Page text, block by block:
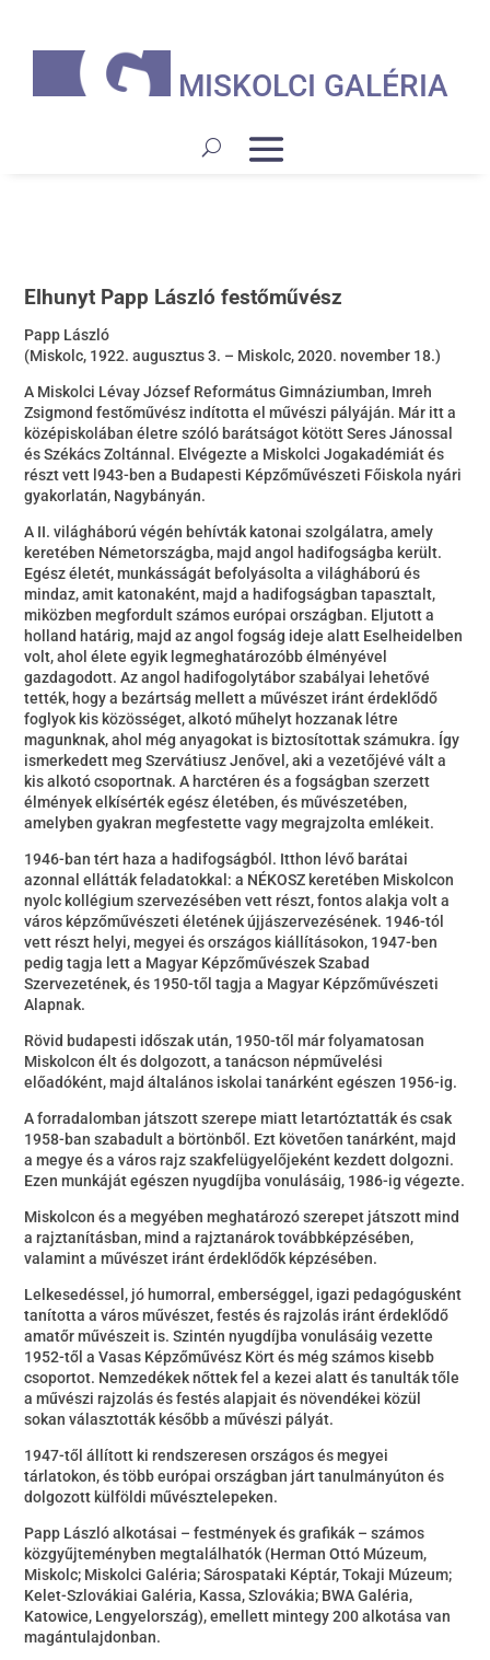
MISKOLCI GALÉRIA
Elhunyt Papp László festőművész
Papp László
(Miskolc, 1922. augusztus 3. – Miskolc, 2020. november 18.)
A Miskolci Lévay József Református Gimnáziumban, Imreh
Zsigmond festőművész indította el művészi pályáján. Már itt a
középiskolában életre szóló barátságot kötött Seres Jánossal
és Székács Zoltánnal. Elvégezte a Miskolci Jogakadémiát és
részt vett l943-ben a Budapesti Képzőművészeti Főiskola nyári
gyakorlatán, Nagybányán.
A II. világháború végén behívták katonai szolgálatra, amely
keretében Németországba, majd angol hadifogságba került.
Egész életét, munkásságát befolyásolta a világháború és
mindaz, amit katonaként, majd a hadifogságban tapasztalt,
miközben megfordult számos európai országban. Eljutott a
holland határig, majd az angol fogság ideje alatt Eselheidelben
volt, ahol élete egyik legmeghatározóbb élményével
gazdagodott. Az angol hadifogolytábor szabályai lehetővé
tették, hogy a bezártság mellett a művészet iránt érdeklődő
foglyok kis közösséget, alkotó műhelyt hozzanak létre
magunknak, ahol még anyagokat is biztosítottak számukra. Így
ismerkedett meg Szervátiusz Jenővel, aki a vezetőjévé vált a
kis alkotó csoportnak. A harctéren és a fogságban szerzett
élmények elkísérték egész életében, és művészetében,
amelyben gyakran megfestette vagy megrajzolta emlékeit.
1946-ban tért haza a hadifogságból. Itthon lévő barátai
azonnal ellátták feladatokkal: a NÉKOSZ keretében Miskolcon
nyolc kollégium szervezésében vett részt, fontos alakja volt a
város képzőművészeti életének újjászervezésének. 1946-tól
vett részt helyi, megyei és országos kiállításokon, 1947-ben
pedig tagja lett a Magyar Képzőművészek Szabad
Szervezetének, és 1950-től tagja a Magyar Képzőművészeti
Alapnak.
Rövid budapesti időszak után, 1950-től már folyamatosan
Miskolcon élt és dolgozott, a tanácson népművelési
előadóként, majd általános iskolai tanárként egészen 1956-ig.
A forradalomban játszott szerepe miatt letartóztatták és csak
1958-ban szabadult a börtönből. Ezt követően tanárként, majd
a megye és a város rajz szakfelügyelőjeként kezdett dolgozni.
Ezen munkáját egészen nyugdíjba vonulásáig, 1986-ig végezte.
Miskolcon és a megyében meghatározó szerepet játszott mind
a rajztanításban, mind a rajztanárok továbbképzésében,
valamint a művészet iránt érdeklődők képzésében.
Lelkesedéssel, jó humorral, emberséggel, igazi pedagógusként
tanította a város művészet, festés és rajzolás iránt érdeklődő
amatőr művészeit is. Szintén nyugdíjba vonulásáig vezette
1952-től a Vasas Képzőművész Kört és még számos kisebb
csoportot. Nemzedékek nőttek fel a kezei alatt és tanulták tőle
a művészi rajzolás és festés alapjait és növendékei közül
sokan választották később a művészi pályát.
1947-től állított ki rendszeresen országos és megyei
tárlatokon, és több európai országban járt tanulmányúton és
dolgozott külföldi művésztelepeken.
Papp László alkotásai – festmények és grafikák – számos
közgyűjteményben megtalálhatók (Herman Ottó Múzeum,
Miskolc; Miskolci Galéria; Sárospataki Képtár, Tokaji Múzeum;
Kelet-Szlovákiai Galéria, Kassa, Szlovákia; BWA Galéria,
Katowice, Lengyelország), emellett mintegy 200 alkotása van
magántulajdonban.